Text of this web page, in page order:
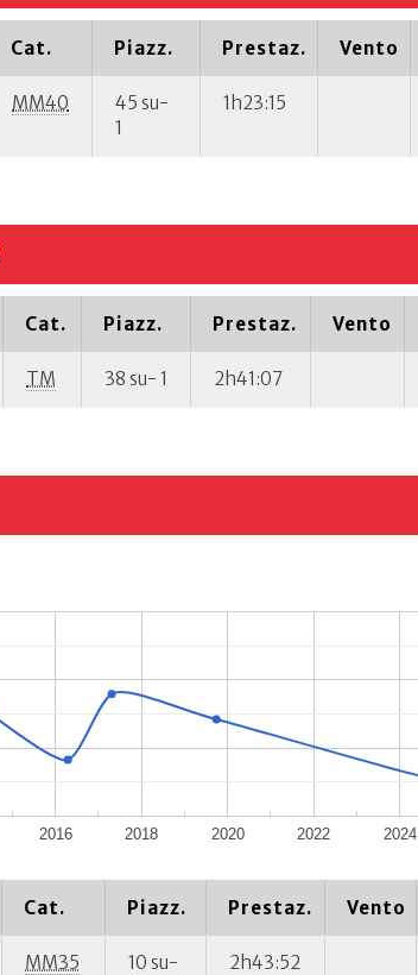
Cat. Piazz. Prestaz. Vento
MM40
45 su-
1
1h23:15
Cat. Piazz. Prestaz. Vento
TM 38 su- 1 2h41:07
2016 2018 2020 2022 2024
Cat. Piazz. Prestaz. Vento
MM35
10 su-
2h43:52